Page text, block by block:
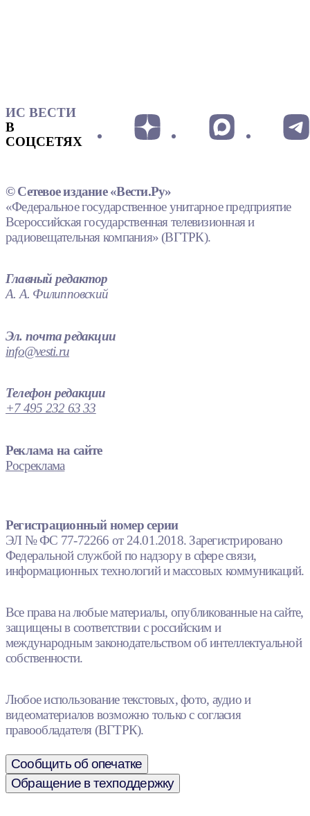
ИС ВЕСТИ
В
СОЦСЕТЯХ
© Сетевое издание «Вести.Ру»
«Федеральное государственное унитарное предприятие
Всероссийская государственная телевизионная и
радиовещательная компания» (ВГТРК).
Главный редактор
А. А. Филипповский
Эл. почта редакции
info@vesti.ru
Телефон редакции
+7 495 232 63 33
Реклама на сайте
Росреклама
Регистрационный номер серии
ЭЛ № ФС 77-72266 от 24.01.2018. Зарегистрировано
Федеральной службой по надзору в сфере связи,
информационных технологий и массовых коммуникаций.
Все права на любые материалы, опубликованные на сайте,
защищены в соответствии с российским и
международным законодательством об интеллектуальной
собственности.
Любое использование текстовых, фото, аудио и
видеоматериалов возможно только с согласия
правообладателя (ВГТРК).
Сообщить об опечатке
Обращение в техподдержку